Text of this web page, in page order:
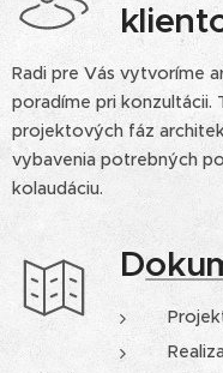
Radi pre Vás vytvoríme
poradíme pri konzultácii.
projektových fáz
vybavenia potrebných
kolaudáciu.
D